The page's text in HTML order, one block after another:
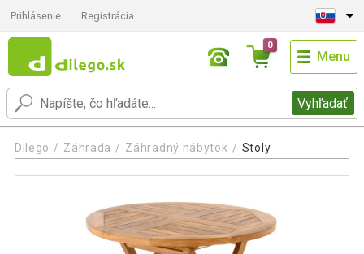
Prihlásenie Registrácia
Vyhľadať
0
Menu
Dilego Záhrada Záhradný nábytok Stoly